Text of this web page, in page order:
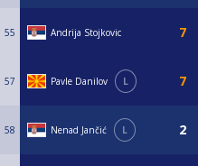
55 Andrija Stojkovic
57 Pavle Danilov L
58 Nenad Jančić L